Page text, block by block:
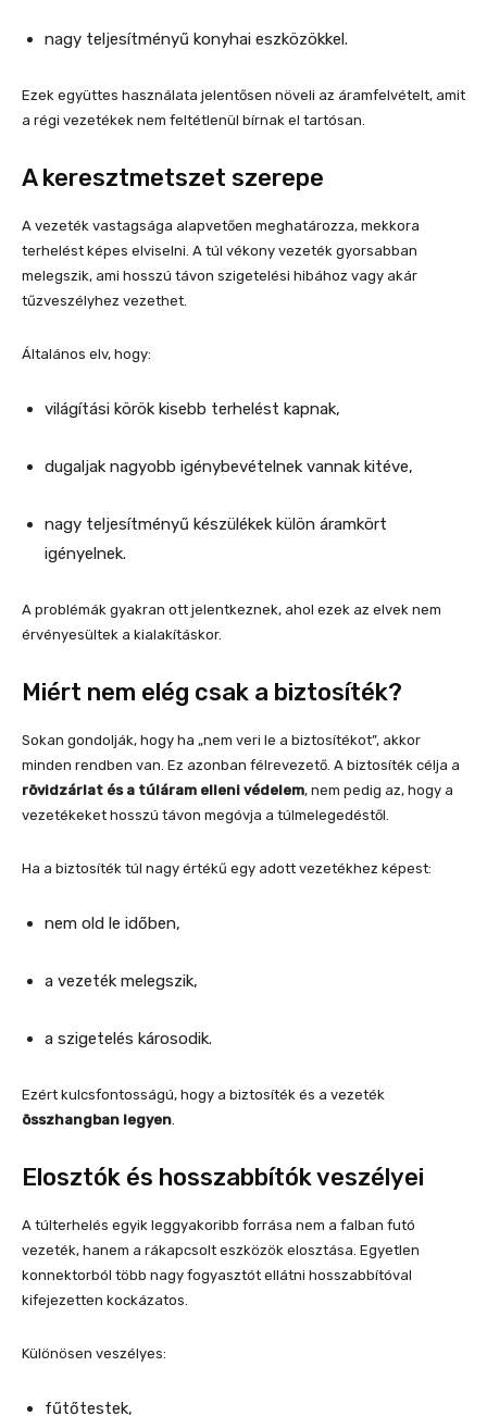
nagy teljesítményű konyhai eszközökkel.
Ezek együttes használata jelentősen növeli az áramfelvételt, amit
a régi vezetékek nem feltétlenül bírnak el tartósan.
A keresztmetszet szerepe
A vezeték vastagsága alapvetően meghatározza, mekkora
terhelést képes elviselni. A túl vékony vezeték gyorsabban
melegszik, ami hosszú távon szigetelési hibához vagy akár
tűzveszélyhez vezethet.
Általános elv, hogy:
világítási körök kisebb terhelést kapnak,
dugaljak nagyobb igénybevételnek vannak kitéve,
nagy teljesítményű készülékek külön áramkört
igényelnek.
A problémák gyakran ott jelentkeznek, ahol ezek az elvek nem
érvényesültek a kialakításkor.
Miért nem elég csak a biztosíték?
Sokan gondolják, hogy ha „nem veri le a biztosítékot”, akkor
minden rendben van. Ez azonban félrevezető. A biztosíték célja a
rövidzárlat és a túláram elleni védelem, nem pedig az, hogy a
vezetékeket hosszú távon megóvja a túlmelegedéstől.
Ha a biztosíték túl nagy értékű egy adott vezetékhez képest:
nem old le időben,
a vezeték melegszik,
a szigetelés károsodik.
Ezért kulcsfontosságú, hogy a biztosíték és a vezeték
összhangban legyen.
Elosztók és hosszabbítók veszélyei
A túlterhelés egyik leggyakoribb forrása nem a falban futó
vezeték, hanem a rákapcsolt eszközök elosztása. Egyetlen
konnektorból több nagy fogyasztót ellátni hosszabbítóval
kifejezetten kockázatos.
Különösen veszélyes:
fűtőtestek,